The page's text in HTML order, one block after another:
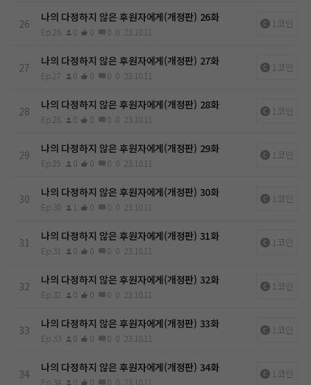
26 나의 다정하지 않은 후원자에게(개정판) 26화
Ep.26 0 0 0 0 23.10.11
1코인
27 나의 다정하지 않은 후원자에게(개정판) 27화
Ep.27 0 0 0 0 23.10.11
1코인
28 나의 다정하지 않은 후원자에게(개정판) 28화
Ep.28 0 0 0 0 23.10.11
1코인
29 나의 다정하지 않은 후원자에게(개정판) 29화
Ep.29 0 0 0 0 23.10.11
1코인
30 나의 다정하지 않은 후원자에게(개정판) 30화
Ep.30 1 0 0 0 23.10.11
1코인
31 나의 다정하지 않은 후원자에게(개정판) 31화
Ep.31 0 0 0 0 23.10.11
1코인
32 나의 다정하지 않은 후원자에게(개정판) 32화
Ep.32 0 0 0 0 23.10.11
1코인
33 나의 다정하지 않은 후원자에게(개정판) 33화
Ep.33 0 0 0 0 23.10.11
1코인
34 나의 다정하지 않은 후원자에게(개정판) 34화
Ep.34 0 0 0 0 23.10.11
1코인